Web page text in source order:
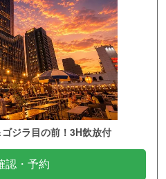
ジラ目の前！3H飲放付
認・予約